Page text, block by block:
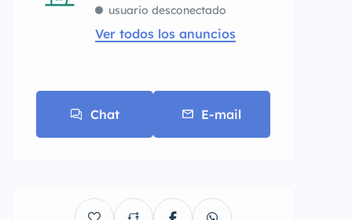
usuario desconectado
Ver todos los anuncios
Chat E-mail